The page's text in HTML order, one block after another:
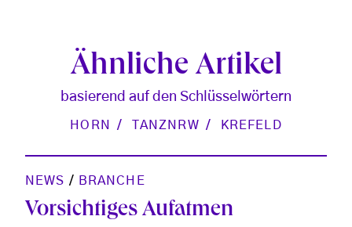
Ähnliche Artikel
basierend auf den Schlüsselwörtern
HORN TANZNRW KREFELD
NEWS / BRANCHE
Vorsichtiges Aufatmen